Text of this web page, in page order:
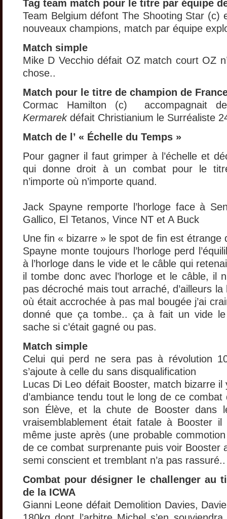
Tag team match pour le titre par équipe
Team Belgium défont The Shooting Star (c)
nouveaux champions, match par équipe
Match simple
Mike D Vecchio défait OZ match court OZ
chose..
Match pour le titre de champion de
Cormac Hamilton (c) accompagnait
Kermarekdéfait Christianium le Surréaliste
Match de l’ « Échelle du Temps »
Pour gagner il faut grimper à l’échelle et
qui donne droit à un combat pour le
n’importe où n’importe quand.
Jack Spayne remporte l’horloge face à
Gallico, El Tetanos, Vince NT et A Buck
Une fin « bizarre » le spot de fin est étrange
Spayne monte toujours l’horloge perd
à l’horloge dans le vide et le câble qui
il tombe donc avec l’horloge et le câble, il
pas décroché mais tout arraché, d’ailleurs
où était accrochée à pas mal bougée j’ai
donné que ça tombe.. ça à fait un vide le
sache si c’était gagné ou pas.
Match simple
Celui qui perd ne sera pas à révolution
s’ajoute à celle du sans disqualification
Lucas Di Leo défait Booster, match bizarre il
d’ambiance tendu tout le long de ce
son Élève, et la chute de Booster dans
vraisemblablement était fatale à Booster il
même juste après (une probable
de ce combat surprenante puis voir Booster
semi conscient et tremblant n’a pas rassuré..
Combat pour désigner le challenger au
de la ICWA
Gianni Leone défait Demolition Davies,